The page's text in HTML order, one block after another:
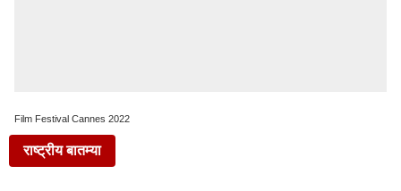
Film Festival Cannes 2022
राष्ट्रीय बातम्या